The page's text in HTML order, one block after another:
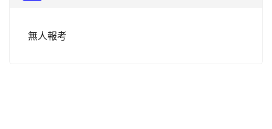
無人報考